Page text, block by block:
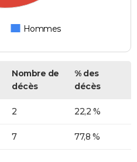
Hommes
Nombre de
décès
% des
décès
2 22,2 %
7 77,8 %